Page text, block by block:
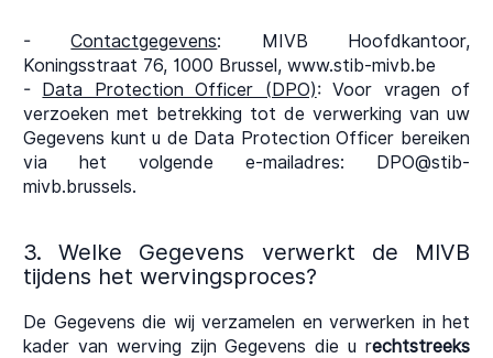
-Contactgegevens: MIVB Hoofdkantoor,
Koningsstraat 76, 1000 Brussel, www.stib-mivb.be
- Data Protection Officer (DPO): Voor vragen of
verzoeken met betrekking tot de verwerking van uw
Gegevens kunt u de Data Protection Officer bereiken
via het volgende e-mailadres: DPO@stib-
mivb.brussels.
3. Welke Gegevens verwerkt de MIVB
tijdens het wervingsproces?
De Gegevens die wij verzamelen en verwerken in het
kader van werving zijn Gegevens die u rechtstreeks